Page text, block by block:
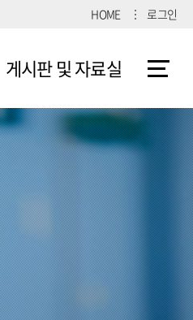
HOME 로그인
게시판 및 자료실
커뮤니티
자료실